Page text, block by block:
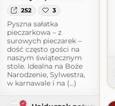
252 3
Pyszna sałatka
pieczarkowa – z
surowych pieczarek –
dość często gości na
naszym świątecznym
stole. Idealna na Boże
Narodzenie, Sylwestra,
w karnawale i na (...)